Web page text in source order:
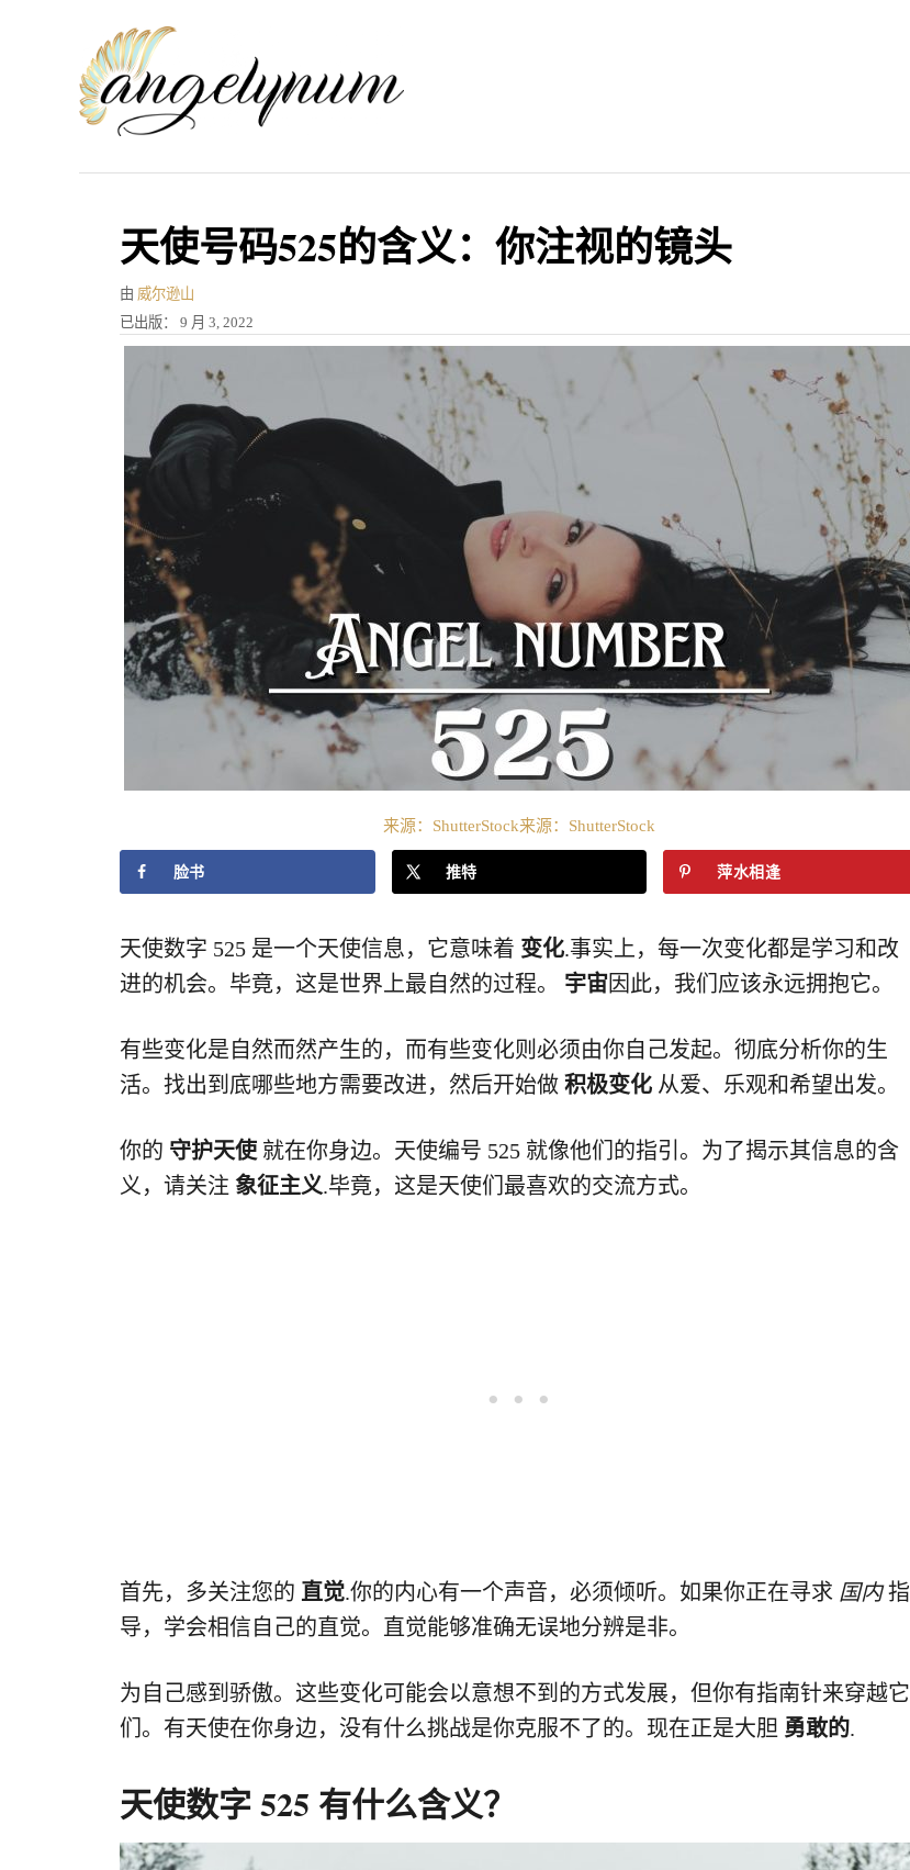
天使号码525的含义：你注视的镜头
由 作
者
威尔逊山
发
表
已出版： 9 月 3, 2022
来源：ShutterStock来源：ShutterStock
脸书 推特 萍水相逢
天使数字 525 是一个天使信息，它意味着 变化.事实上，每一次变化都是学习和改
进的机会。毕竟，这是世界上最自然的过程。 宇宙因此，我们应该永远拥抱它。
有些变化是自然而然产生的，而有些变化则必须由你自己发起。彻底分析你的生
活。找出到底哪些地方需要改进，然后开始做 积极变化 从爱、乐观和希望出发。
你的 守护天使 就在你身边。天使编号 525 就像他们的指引。为了揭示其信息的含
义，请关注 象征主义.毕竟，这是天使们最喜欢的交流方式。
首先，多关注您的 直觉.你的内心有一个声音，必须倾听。如果你正在寻求 国内指
导，学会相信自己的直觉。直觉能够准确无误地分辨是非。
为自己感到骄傲。这些变化可能会以意想不到的方式发展，但你有指南针来穿越它
们。有天使在你身边，没有什么挑战是你克服不了的。现在正是大胆 勇敢的.
天使数字 525 有什么含义？